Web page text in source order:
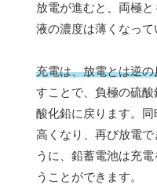
放電が進むと、両極
液の濃度は薄くなって
充電は、放電とは逆の
すことで、負極の硫
酸化鉛に戻ります。
高くなり、再び放電
うに、鉛蓄電池は充
うことができます。